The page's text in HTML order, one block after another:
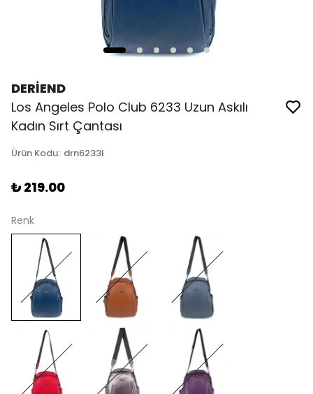
DERİEND
Los Angeles Polo Club 6233 Uzun Askılı
Kadın Sırt Çantası
Ürün Kodu: drn6233l
₺ 219.00
Renk